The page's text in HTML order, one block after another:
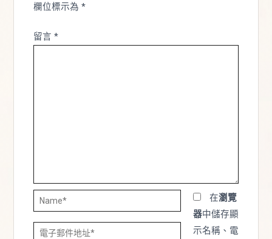
欄位標示為 *
留言 *
Name*
電
在瀏覽
器中儲存顯
示名稱、電